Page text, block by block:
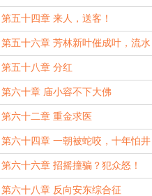
第五十四章 来人，送客！
第五十六章 芳林新叶催成叶，流水
前波让后波
第五十八章 分红
第六十章 庙小容不下大佛
第六十二章 重金求医
第六十四章 一朝被蛇咬，十年怕井
绳
第六十六章 招摇撞骗？犯众怒！
第六十八章 反向安东综合征